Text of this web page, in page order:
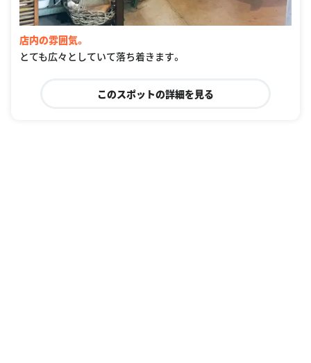
店内の雰囲気。
とても広々としていて落ち着きます。
このスポットの詳細を見る